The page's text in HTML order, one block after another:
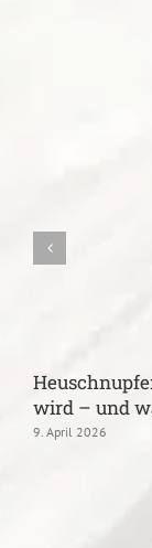
wird – und
9. April 2026